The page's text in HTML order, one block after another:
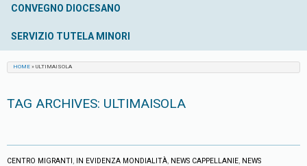
CONVEGNO DIOCESANO
SERVIZIO TUTELA MINORI
HOME » ULTIMAISOLA
TAG ARCHIVES: ULTIMAISOLA
CENTRO MIGRANTI, IN EVIDENZA MONDIALITÀ, NEWS CAPPELLANIE, NEWS